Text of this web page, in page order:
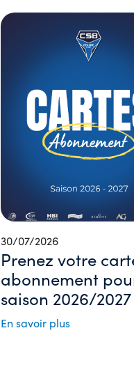
30/07/2026
Prenez votre
abonnement
saison 2026/2027
En savoir plus